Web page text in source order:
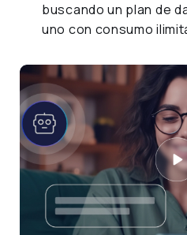
buscando un plan de
uno con consumo